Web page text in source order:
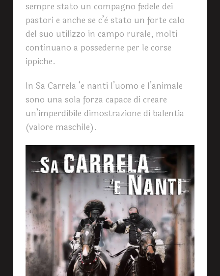
sempre stato un compagno fedele dei
pastori e anche se c’è stato un forte calo
del suo utilizzo in campo rurale, molti
continuano a possederne per le corse
ippiche.
In Sa Carrela ‘e nanti l’uomo e l’animale
sono una sola forza capace di creare
un’imperdibile dimostrazione di balentia
(valore maschile).